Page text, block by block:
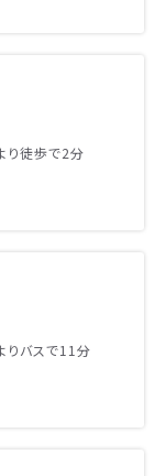
り徒歩で2分
りバスで11分